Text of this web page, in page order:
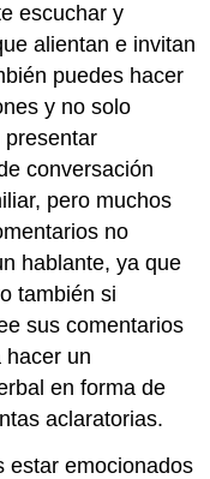
escuchar y
alientan e invitan
puedes hacer
y no solo
presentar
conversación
pero muchos
no
hablante, ya que
también si
sus comentarios
hacer un
en forma de
aclaratorias.
estar emocionados